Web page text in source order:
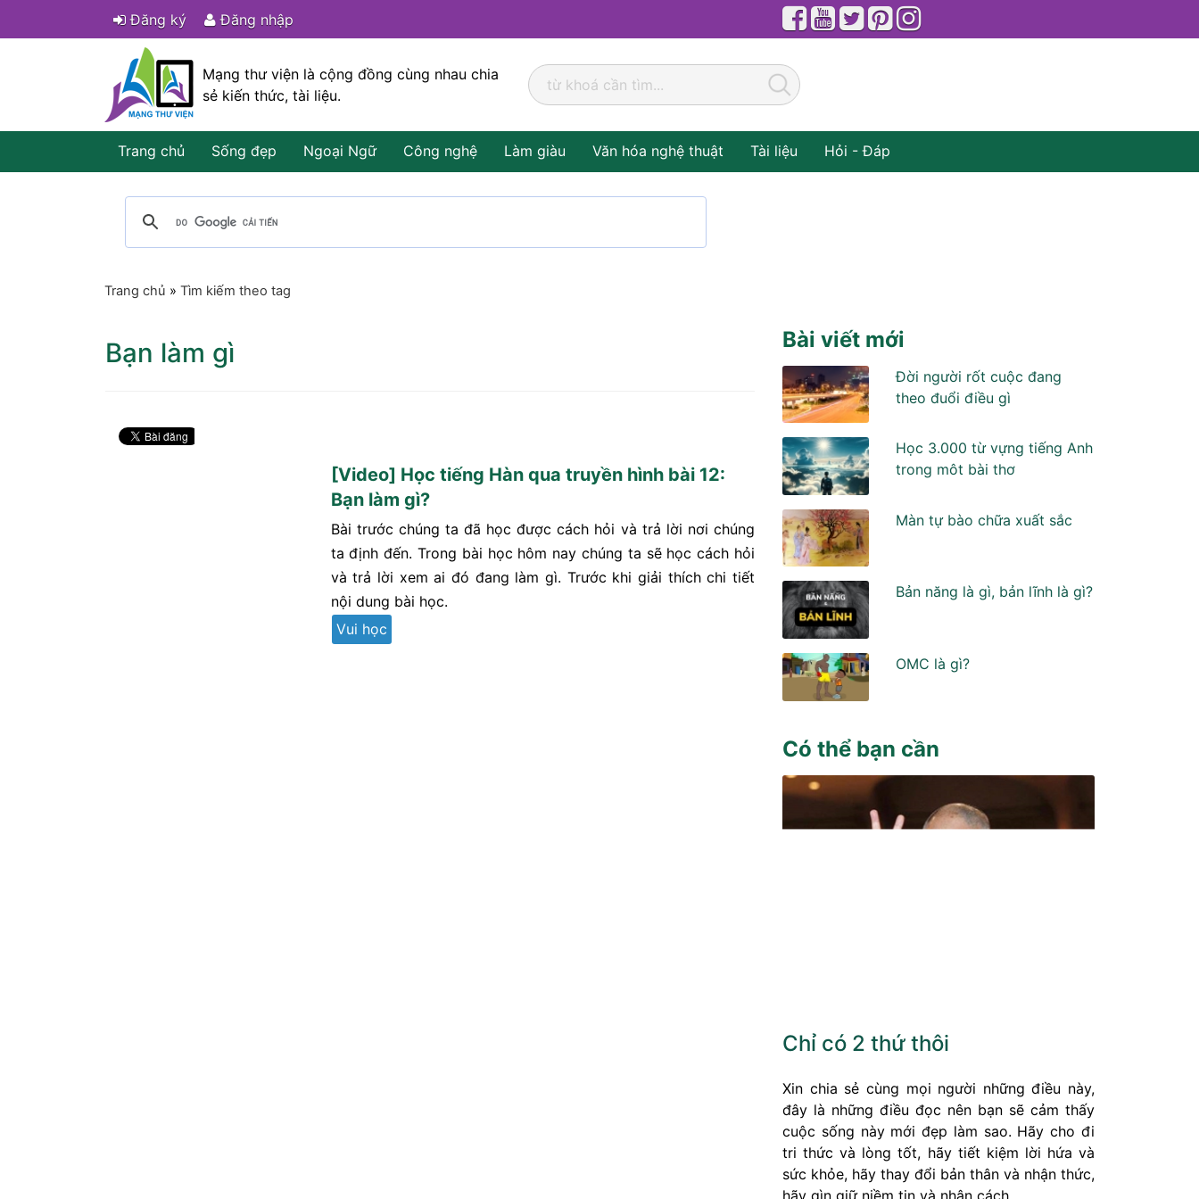
Đăng ký Đăng nhập
Mạng thư viện là cộng đồng cùng nhau chia
sẻ kiến thức, tài liệu.
Trang chủ Sống đẹp Ngoại Ngữ Công nghệ Làm giàu Văn hóa nghệ thuật Tài liệu Hỏi - Đáp
Trang chủ » Tìm kiếm theo tag
Bạn làm gì
[Video] Học tiếng Hàn qua truyền hình bài 12:
Bạn làm gì?
Bài trước chúng ta đã học được cách hỏi và trả lời nơi chúng
ta định đến. Trong bài học hôm nay chúng ta sẽ học cách hỏi
và trả lời xem ai đó đang làm gì. Trước khi giải thích chi tiết
nội dung bài học.
Vui học
Bài viết mới
Đời người rốt cuộc đang
theo đuổi điều gì
Học 3.000 từ vựng tiếng Anh
trong môt bài thơ
Màn tự bào chữa xuất sắc
Bản năng là gì, bản lĩnh là gì?
OMC là gì?
Có thể bạn cần
Chỉ có 2 thứ thôi
Xin chia sẻ cùng mọi người những điều này,
đây là những điều đọc nên bạn sẽ cảm thấy
cuộc sống này mới đẹp làm sao. Hãy cho đi
tri thức và lòng tốt, hãy tiết kiệm lời hứa và
sức khỏe, hãy thay đổi bản thân và nhận thức,
hãy gìn giữ niềm tin và nhân cách,...